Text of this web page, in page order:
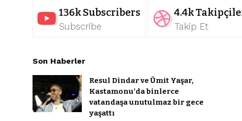
136kSubscribers
Subscribe
4.4k
Takip Et
Son Haberler
Resul Dindar ve Ümit Yaşar,
Kastamonu’da binlerce
vatandaşa unutulmaz bir gece
yaşattı